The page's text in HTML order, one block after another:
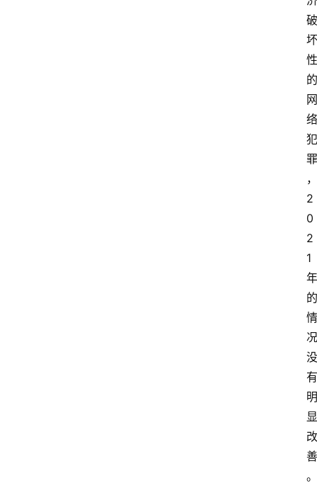
破
坏
性
的
网
络
犯
罪
，
2
0
2
1
年
的
情
况
没
有
明
显
改
善
。